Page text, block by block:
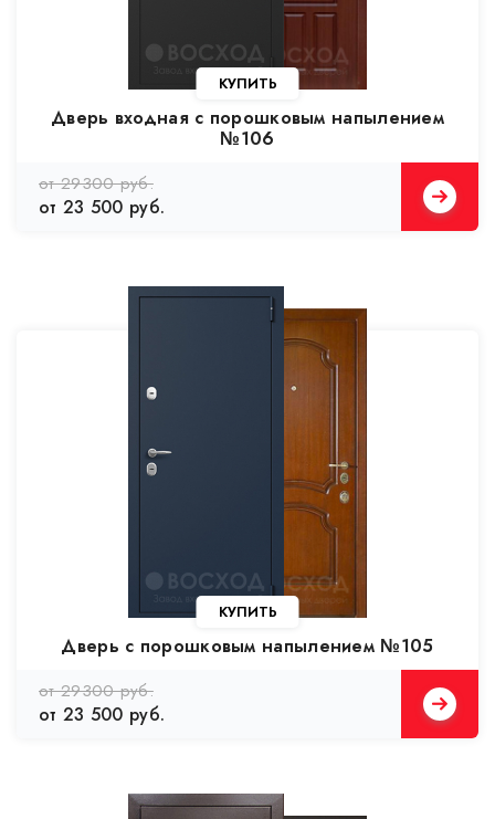
КУПИТЬ
Дверь входная с порошковым напылением
№106
от 29300 руб.
от 23 500 руб.
КУПИТЬ
Дверь с порошковым напылением №105
от 29300 руб.
от 23 500 руб.